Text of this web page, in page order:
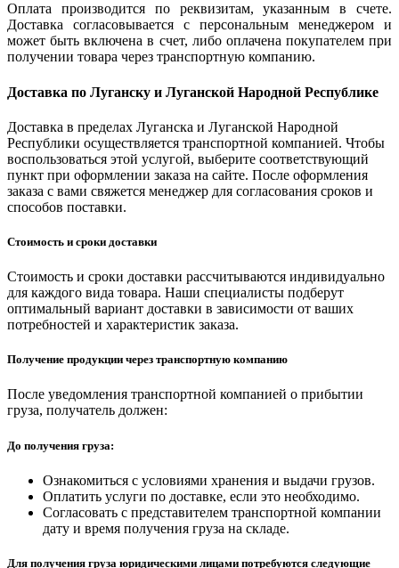
Оплата производится по реквизитам, указанным в счете.
Доставка согласовывается с персональным менеджером и
может быть включена в счет, либо оплачена покупателем при
получении товара через транспортную компанию.
Доставка по Луганску и Луганской Народной Республике
Доставка в пределах Луганска и Луганской Народной
Республики осуществляется транспортной компанией. Чтобы
воспользоваться этой услугой, выберите соответствующий
пункт при оформлении заказа на сайте. После оформления
заказа с вами свяжется менеджер для согласования сроков и
способов поставки.
Стоимость и сроки доставки
Стоимость и сроки доставки рассчитываются индивидуально
для каждого вида товара. Наши специалисты подберут
оптимальный вариант доставки в зависимости от ваших
потребностей и характеристик заказа.
Получение продукции через транспортную компанию
После уведомления транспортной компанией о прибытии
груза, получатель должен:
До получения груза:
Ознакомиться с условиями хранения и выдачи грузов.
Оплатить услуги по доставке, если это необходимо.
Согласовать с представителем транспортной компании
дату и время получения груза на складе.
Для получения груза юридическими лицами потребуются следующие